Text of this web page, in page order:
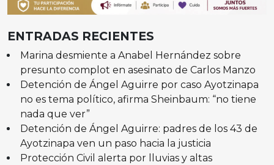
ENTRADAS RECIENTES
Marina desmiente a Anabel Hernández sobre
presunto complot en asesinato de Carlos Manzo
Detención de Ángel Aguirre por caso Ayotzinapa
no es tema político, afirma Sheinbaum: “no tiene
nada que ver”
Detención de Ángel Aguirre: padres de los 43 de
Ayotzinapa ven un paso hacia la justicia
Protección Civil alerta por lluvias y altas